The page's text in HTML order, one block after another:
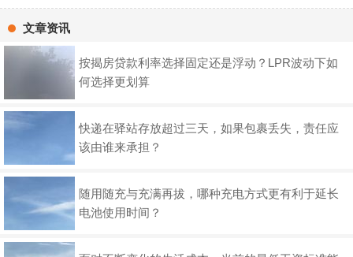
文章资讯
按揭房贷款利率选择固定还是浮动？LPR波动下如
何选择更划算
快递在驿站存放超过三天，如果包裹丢失，责任应
该由谁来承担？
随用随充与充满再拔，哪种充电方式更有利于延长
电池使用时间？